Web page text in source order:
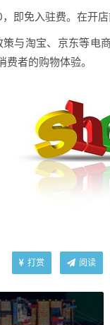
即免入驻费。在开
与淘宝、京东等电
者的购物体验。
打赏 阅读